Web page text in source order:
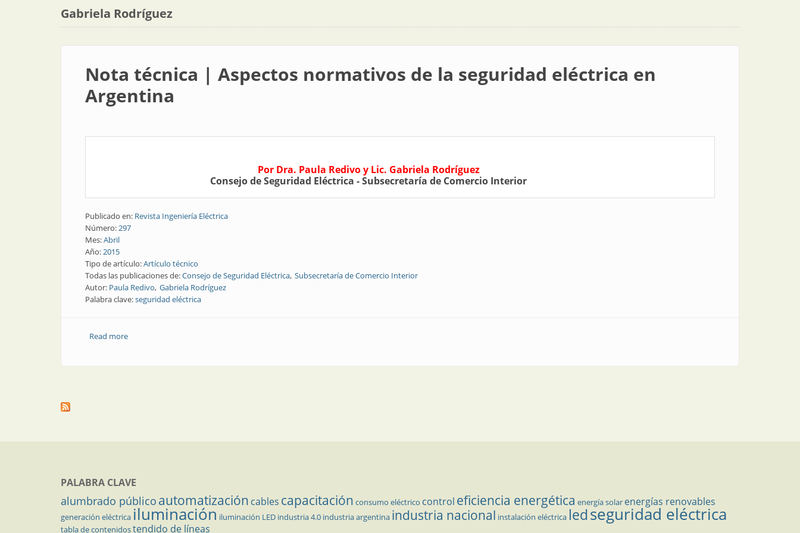
Gabriela Rodríguez
Nota técnica | Aspectos normativos de la seguridad eléctrica en
Argentina
Por Dra. Paula Redivo y Lic. Gabriela Rodríguez
Consejo de Seguridad Eléctrica - Subsecretaría de Comercio Interior
Publicado en: Revista Ingeniería Eléctrica
Número:297
Mes:Abril
Año:2015
Tipo de artículo:Artículo técnico
Todas las publicaciones de:Consejo de Seguridad Eléctrica Subsecretaría de Comercio Interior
Autor: Paula Redivo Gabriela Rodríguez
Palabra clave:seguridad eléctrica
Read moreabout Nota técnica | Aspectos normativos de la seguridad eléctrica en Argentina
PALABRA CLAVE
alumbrado público automatización cables capacitación consumo eléctrico control eficiencia energética energía solar energías renovables
generación eléctrica iluminación iluminación LED industria 4.0 industria argentina industria nacional instalación eléctrica ledseguridad eléctrica
tabla de contenidostendido de líneas